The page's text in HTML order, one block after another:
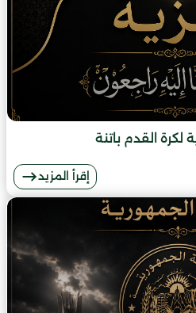
لكرة القدم باتنة
إقرأ المزيد